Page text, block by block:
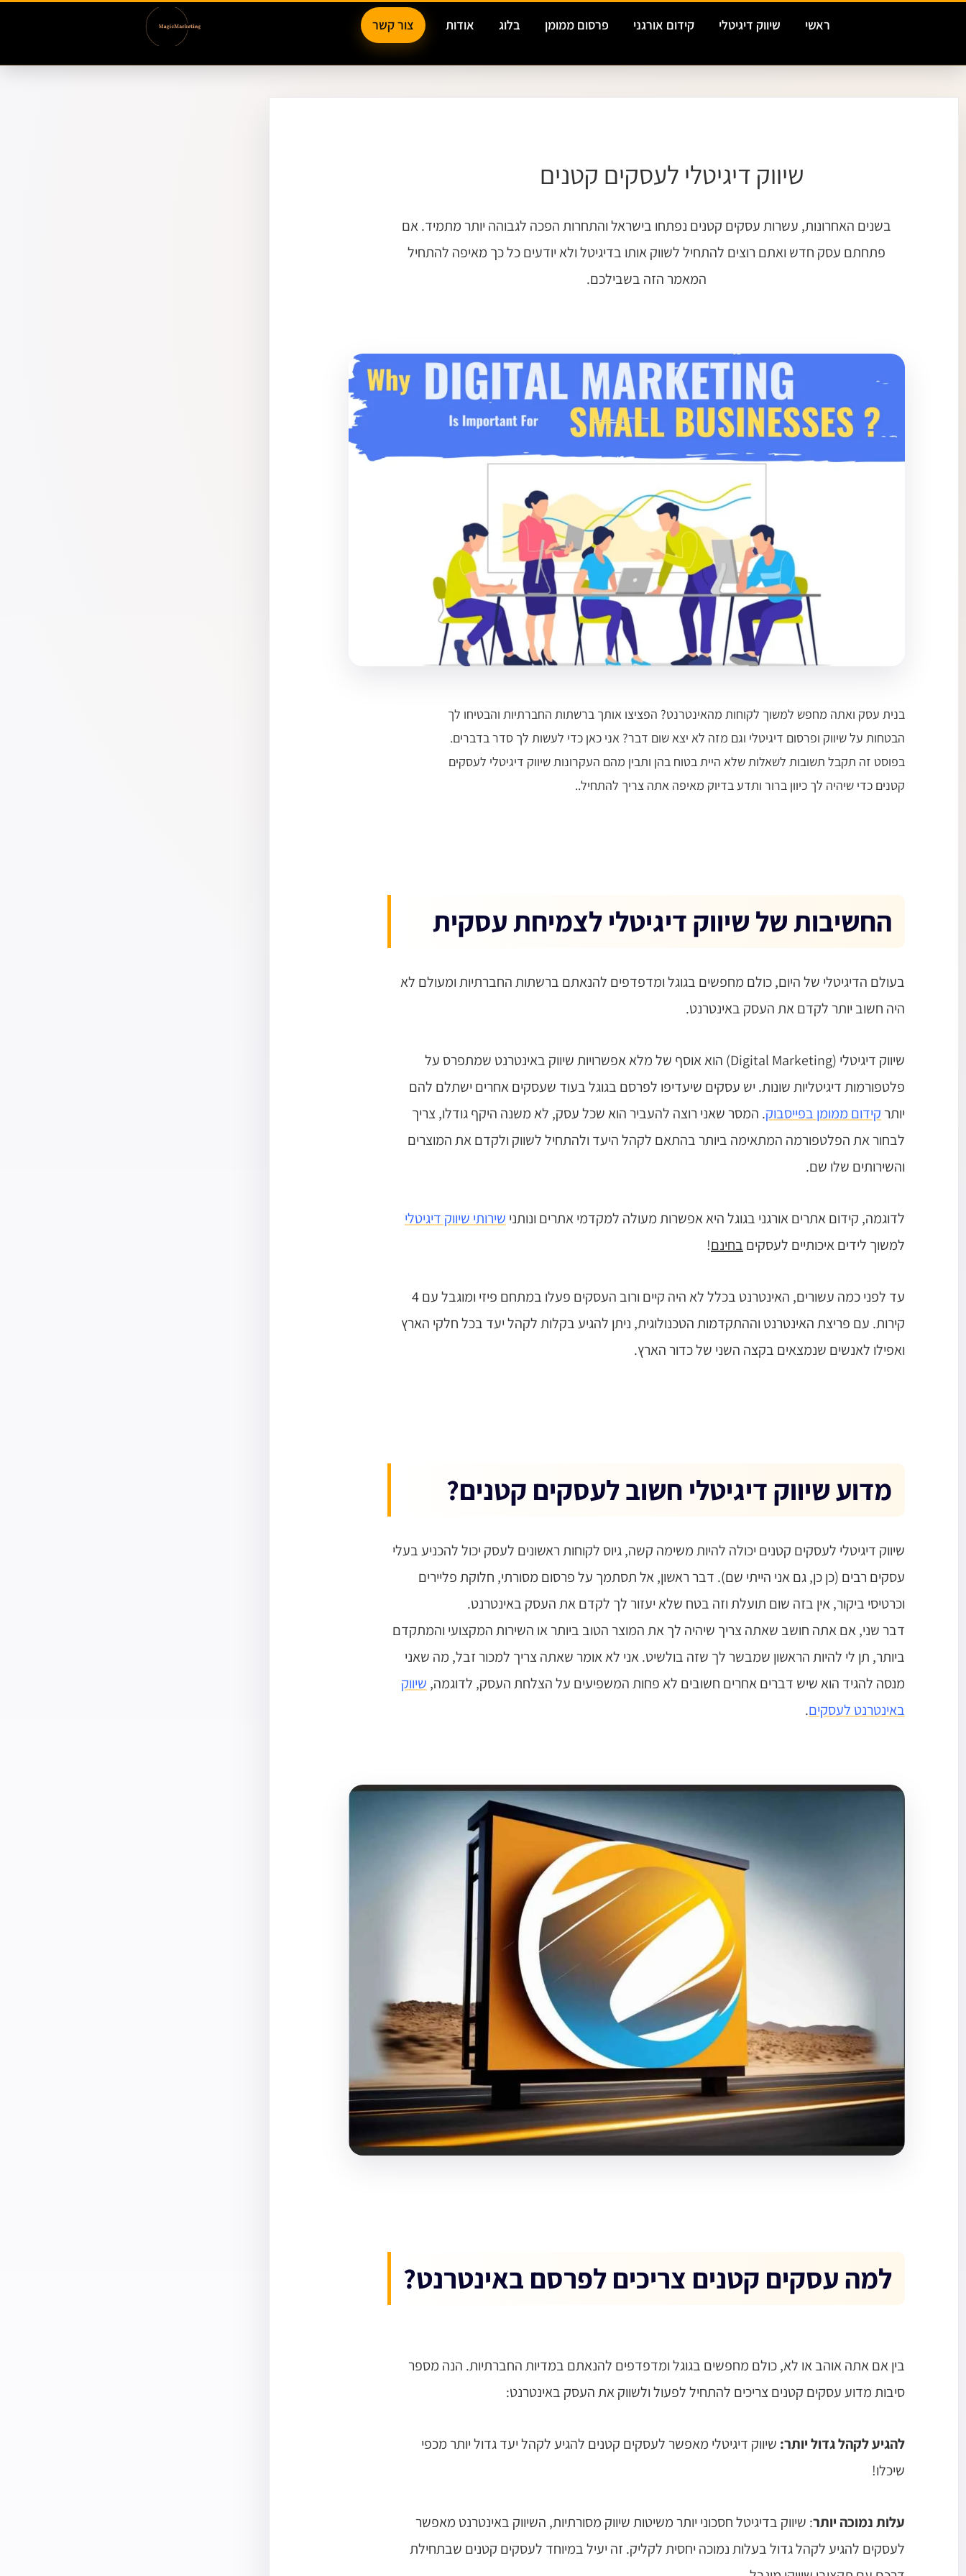
ראשי שיווק דיגיטלי קידום אורגני פרסום ממומן בלוג אודות צור קשר
שיווק דיגיטלי לעסקים קטנים
בשנים האחרונות, עשרות עסקים קטנים נפתחו בישראל והתחרות הפכה לגבוהה יותר מתמיד. אם
פתחתם עסק חדש ואתם רוצים להתחיל לשווק אותו בדיגיטל ולא יודעים כל כך מאיפה להתחיל
המאמר הזה בשבילכם.
בנית עסק ואתה מחפש למשוך לקוחות מהאינטרנט? הפציצו אותך ברשתות החברתיות והבטיחו לך
הבטחות על שיווק ופרסום דיגיטלי וגם מזה לא יצא שום דבר? אני כאן כדי לעשות לך סדר בדברים.
בפוסט זה תקבל תשובות לשאלות שלא היית בטוח בהן ותבין מהם העקרונות שיווק דיגיטלי לעסקים
קטנים כדי שיהיה לך כיוון ברור ותדע בדיוק מאיפה אתה צריך להתחיל..
החשיבות של שיווק דיגיטלי לצמיחת עסקית
בעולם הדיגיטלי של היום, כולם מחפשים בגוגל ומדפדפים להנאתם ברשתות החברתיות ומעולם לא
היה חשוב יותר לקדם את העסק באינטרנט.
שיווק דיגיטלי (Digital Marketing) הוא אוסף של מלא אפשרויות שיווק באינטרנט שמתפרס על
פלטפורמות דיגיטליות שונות. יש עסקים שיעדיפו לפרסם בגוגל בעוד שעסקים אחרים ישתלם להם
יותרקידום ממומן בפייסבוק. המסר שאני רוצה להעביר הוא שכל עסק, לא משנה היקף גודלו, צריך
לבחור את הפלטפורמה המתאימה ביותר בהתאם לקהל היעד ולהתחיל לשווק ולקדם את המוצרים
והשירותים שלו שם.
לדוגמה, קידום אתרים אורגני בגוגלהיא אפשרות מעולה למקדמי אתרים ונותני שירותי שיווק דיגיטלי
למשוך לידים איכותיים לעסקים בחינם!
עד לפני כמה עשורים, האינטרנט בכלל לא היה קיים ורוב העסקים פעלו במתחם פיזי ומוגבל עם 4
קירות. עם פריצת האינטרנט וההתקדמות הטכנולוגית, ניתן להגיע בקלות לקהל יעד בכל חלקי הארץ
ואפילו לאנשים שנמצאים בקצה השני של כדור הארץ.
מדוע שיווק דיגיטלי חשוב לעסקים קטנים?
שיווק דיגיטלי לעסקים קטנים יכולה להיות משימה קשה, גיוס לקוחות ראשונים לעסק יכול להכניע בעלי
עסקים רבים (כן כן, גם אני הייתי שם). דבר ראשון, אל תסתמך על פרסום מסורתי, חלוקת פליירים
וכרטיסי ביקור, אין בזה שום תועלת וזה בטח שלא יעזור לך לקדם את העסק באינטרנט.
דבר שני, אם אתה חושב שאתה צריך שיהיה לך את המוצר הטוב ביותר או השירות המקצועי והמתקדם
ביותר, תן לי להיות הראשון שמבשר לך שזה בולשיט. אני לא אומר שאתה צריך למכור זבל, מה שאני
מנסה להגיד הוא שיש דברים אחרים חשובים לא פחות המשפיעים על הצלחת העסק, לדוגמה, שיווק
באינטרנט לעסקים.
למה עסקים קטנים צריכים לפרסם באינטרנט?
בין אם אתה אוהב או לא, כולם מחפשים בגוגל ומדפדפים להנאתם במדיות החברתיות. הנה מספר
סיבות מדוע עסקים קטנים צריכים להתחיל לפעול ולשווק את העסק באינטרנט:
להגיע לקהל גדול יותר: שיווק דיגיטלי מאפשר לעסקים קטנים להגיע לקהל יעד גדול יותר מכפי
שיכלו!
עלות נמוכה יותר: שיווק בדיגיטל חסכוני יותר משיטות שיווק מסורתיות, השיווק באינטרנט מאפשר
לעסקים להגיע לקהל גדול בעלות נמוכה יחסית לקליק. זה יעיל במיוחד לעסקים קטנים שבתחילת